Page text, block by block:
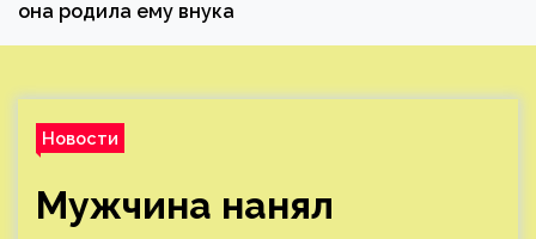
она родила ему внука
Новости
Мужчина нанял